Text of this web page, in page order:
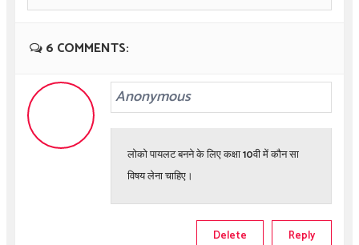
6 COMMENTS:
Anonymous
लोको पायलट बनने के लिए कक्षा 10वी में कौन सा
विषय लेना चाहिए।
Reply
Delete